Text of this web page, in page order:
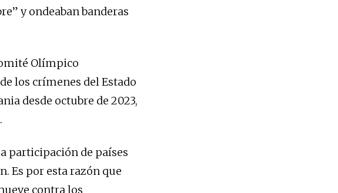
y ondeaban banderas
Olímpico
los crímenes del Estado
desde octubre de 2023,
participación de países
Es por esta razón que
contra los